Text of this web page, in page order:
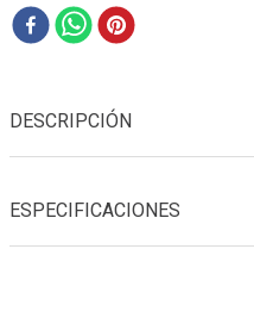
DESCRIPCIÓN
ESPECIFICACIONES